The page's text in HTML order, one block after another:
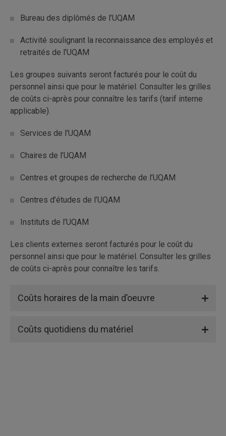
Bureau des diplômés de l’UQAM
Activité soulignant la reconnaissance des employés et
retraités de l’UQAM
Les groupes suivants seront facturés pour le coût du
personnel ainsi que pour le matériel. Consulter les grilles
de coûts ci-après pour connaître les tarifs (tarif interne
applicable).
Services de l’UQAM
Chaires de l’UQAM
Centres et groupes de recherche de l’UQAM
Centres d’études de l’UQAM
Instituts de l’UQAM
Les clients externes seront facturés pour le coût du
personnel ainsi que pour le matériel. Consulter les grilles
de coûts ci-après pour connaître les tarifs.
Coûts horaires de la main d’oeuvre
Coûts quotidiens du matériel